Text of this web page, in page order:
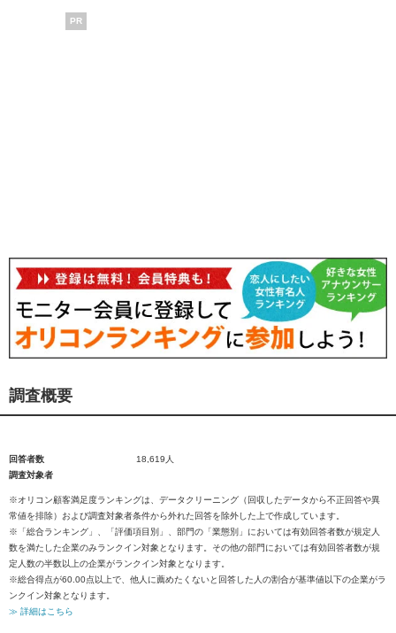
PR
調査概要
回答者数
18,619人
調査対象者
※オリコン顧客満足度ランキングは、データクリーニング（回収したデータから不正回答や異
常値を排除）および調査対象者条件から外れた回答を除外した上で作成しています。
※「総合ランキング」、「評価項目別」、部門の「業態別」においては有効回答者数が規定人
数を満たした企業のみランクイン対象となります。その他の部門においては有効回答者数が規
定人数の半数以上の企業がランクイン対象となります。
※総合得点が60.00点以上で、他人に薦めたくないと回答した人の割合が基準値以下の企業がラ
ンクイン対象となります。
≫ 詳細はこちら